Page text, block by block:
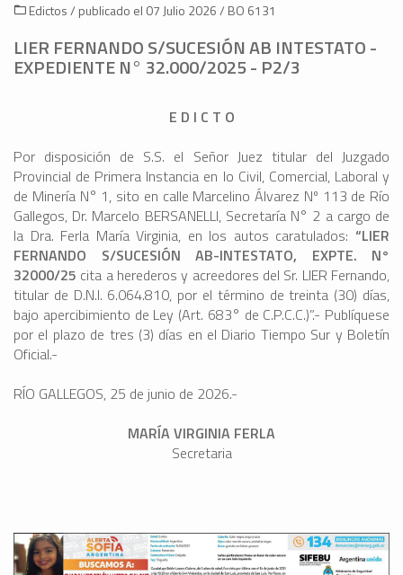
Edictos / publicado el 07 Julio 2026 / BO 6131
LIER FERNANDO S/SUCESIÓN AB INTESTATO -
EXPEDIENTE N° 32.000/2025 - P2/3
E D I C T O
Por disposición de S.S. el Señor Juez titular del Juzgado
Provincial de Primera Instancia en lo Civil, Comercial, Laboral y
de Minería N° 1, sito en calle Marcelino Álvarez Nº 113 de Río
Gallegos, Dr. Marcelo BERSANELLI, Secretaría N° 2 a cargo de
la Dra. Ferla María Virginia, en los autos caratulados: “LIER
FERNANDO S/SUCESIÓN AB-INTESTATO, EXPTE. N°
32000/25 cita a herederos y acreedores del Sr. LIER Fernando,
titular de D.N.I. 6.064.810, por el término de treinta (30) días,
bajo apercibimiento de Ley (Art. 683° de C.P.C.C.)”.- Publíquese
por el plazo de tres (3) días en el Diario Tiempo Sur y Boletín
Oficial.-
RÍO GALLEGOS, 25 de junio de 2026.-
MARÍA VIRGINIA FERLA
Secretaria